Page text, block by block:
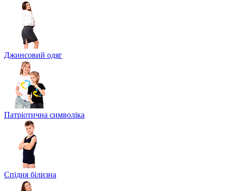
Джинсовий одяг
Патріотична символіка
Спідня білизна